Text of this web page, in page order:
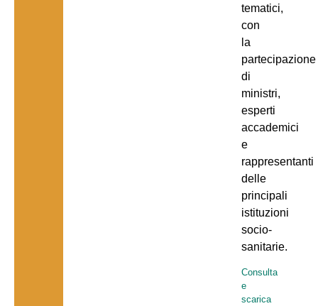
tematici,
con
la
partecipazione
di
ministri,
esperti
accademici
e
rappresentanti
delle
principali
istituzioni
socio-
sanitarie.
Consulta
e
scarica